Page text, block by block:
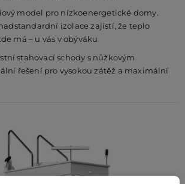
model pro nízkoenergetické domy.
izolace zajistí, že teplo
má – u vás v obýváku
stahovací schody s nůžkovým
řešení pro vysokou zátěž a maximální